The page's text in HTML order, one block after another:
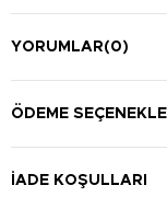
Islak saça uygulayın
Birkaç dakika
YORUMLAR(0)
ÖDEME
İADE KOŞULLARI